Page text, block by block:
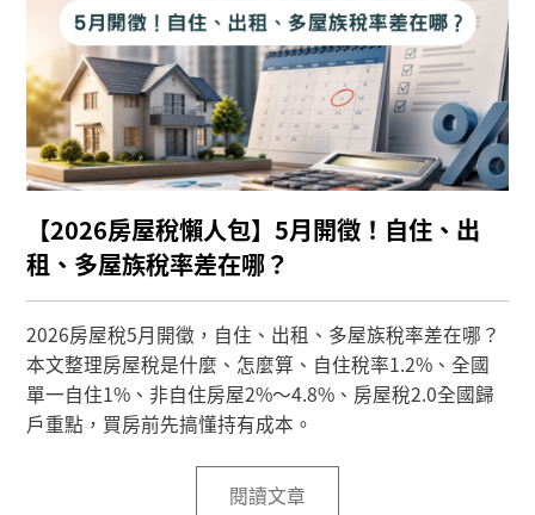
【2026房屋稅懶人包】5月開徵！自住、出
租、多屋族稅率差在哪？
2026房屋稅5月開徵，自住、出租、多屋族稅率差在哪？
本文整理房屋稅是什麼、怎麼算、自住稅率1.2%、全國
單一自住1%、非自住房屋2%～4.8%、房屋稅2.0全國歸
戶重點，買房前先搞懂持有成本。
閱讀文章